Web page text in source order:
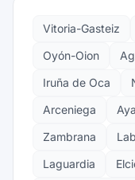
Vitoria-Gasteiz
Oyón-Oion
Iruña de Oca
Arceniega
Zambrana
Laguardia